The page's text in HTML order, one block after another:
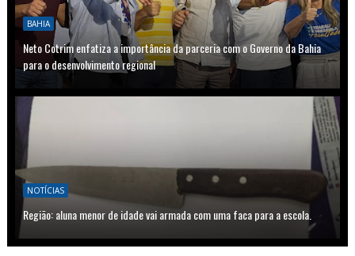
BAHIA
Neto Cotrim enfatiza a importância da parceria com o Governo da Bahia
para o desenvolvimento regional
NOTÍCIAS
Região: aluna menor de idade vai armada com uma faca para a escola.